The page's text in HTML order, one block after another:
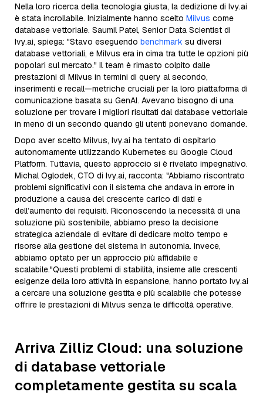
Nella loro ricerca della tecnologia giusta, la dedizione di Ivy.ai
è stata incrollabile. Inizialmente hanno scelto Milvus come
database vettoriale. Saumil Patel, Senior Data Scientist di
Ivy.ai, spiega: "Stavo eseguendo benchmark su diversi
database vettoriali, e Milvus era in cima tra tutte le opzioni più
popolari sul mercato." Il team è rimasto colpito dalle
prestazioni di Milvus in termini di query al secondo,
inserimenti e recall—metriche cruciali per la loro piattaforma di
comunicazione basata su GenAI. Avevano bisogno di una
soluzione per trovare i migliori risultati dal database vettoriale
in meno di un secondo quando gli utenti ponevano domande.
Dopo aver scelto Milvus, Ivy.ai ha tentato di ospitarlo
autonomamente utilizzando Kubernetes su Google Cloud
Platform. Tuttavia, questo approccio si è rivelato impegnativo.
Michal Oglodek, CTO di Ivy.ai, racconta: "Abbiamo riscontrato
problemi significativi con il sistema che andava in errore in
produzione a causa del crescente carico di dati e
dell’aumento dei requisiti. Riconoscendo la necessità di una
soluzione più sostenibile, abbiamo preso la decisione
strategica aziendale di evitare di dedicare molto tempo e
risorse alla gestione del sistema in autonomia. Invece,
abbiamo optato per un approccio più affidabile e
scalabile."Questi problemi di stabilità, insieme alle crescenti
esigenze della loro attività in espansione, hanno portato Ivy.ai
a cercare una soluzione gestita e più scalabile che potesse
offrire le prestazioni di Milvus senza le difficoltà operative.
Arriva Zilliz Cloud: una soluzione
di database vettoriale
completamente gestita su scala